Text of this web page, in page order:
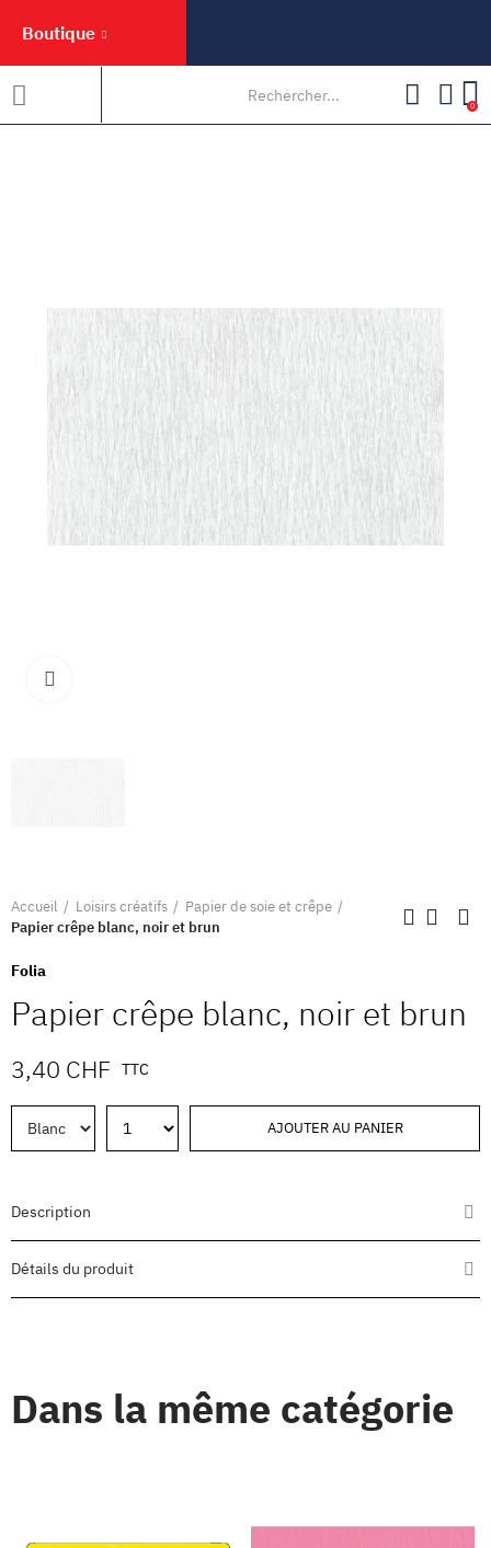
Boutique
0
Accueil Loisirs créatifs
Papier de soie et crêpe
Papier crêpe blanc, noir et brun
Folia
Papier crêpe blanc, noir et brun
3,40 CHF TTC
AJOUTER AU PANIER
Description
Détails du produit
Dans la même catégorie